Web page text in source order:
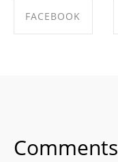
FACEBOOK
Comments